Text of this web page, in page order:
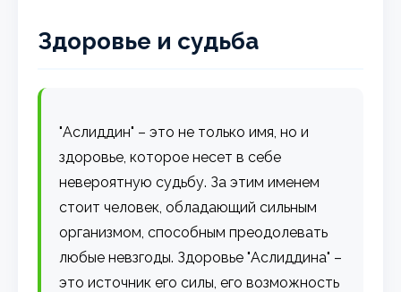
Здоровье и судьба
"Аслиддин" – это не только имя, но и
здоровье, которое несет в себе
невероятную судьбу. За этим именем
стоит человек, обладающий сильным
организмом, способным преодолевать
любые невзгоды. Здоровье "Аслиддина" –
это источник его силы, его возможность